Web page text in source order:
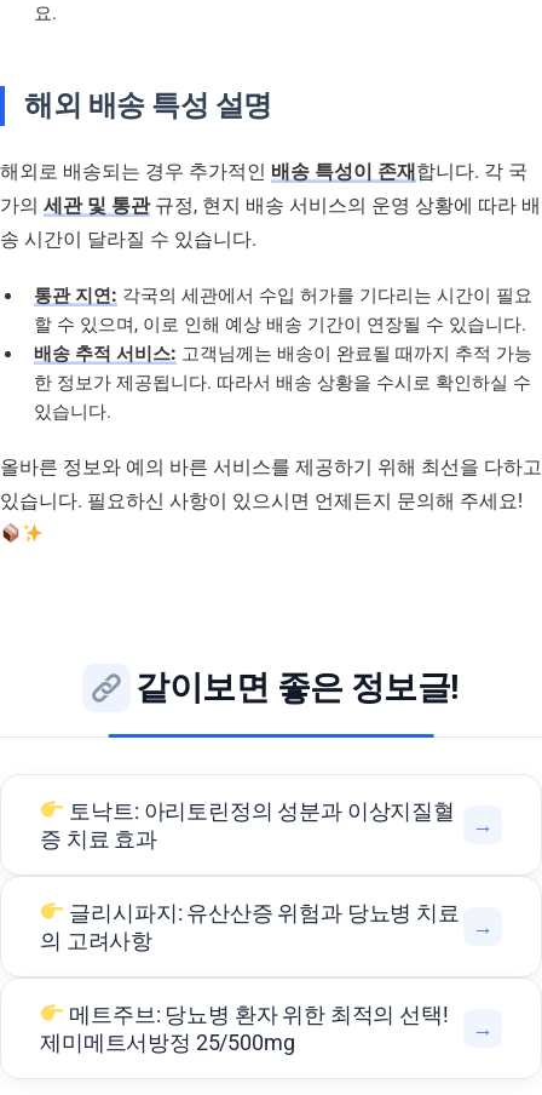
요.
해외 배송 특성 설명
해외로 배송되는 경우 추가적인 배송 특성이 존재합니다. 각 국
가의 세관 및 통관규정, 현지 배송 서비스의 운영 상황에 따라 배
송 시간이 달라질 수 있습니다.
통관 지연: 각국의 세관에서 수입 허가를 기다리는 시간이 필요
할 수 있으며, 이로 인해 예상 배송 기간이 연장될 수 있습니다.
배송 추적 서비스: 고객님께는 배송이 완료될 때까지 추적 가능
한 정보가 제공됩니다. 따라서 배송 상황을 수시로 확인하실 수
있습니다.
올바른 정보와 예의 바른 서비스를 제공하기 위해 최선을 다하고
있습니다. 필요하신 사항이 있으시면 언제든지 문의해 주세요!
같이보면 좋은 정보글!
토낙트: 아리토린정의 성분과 이상지질혈
증 치료 효과
→
글리시파지: 유산산증 위험과 당뇨병 치료
의 고려사항
→
메트주브: 당뇨병 환자 위한 최적의 선택!
제미메트서방정 25/500mg
→